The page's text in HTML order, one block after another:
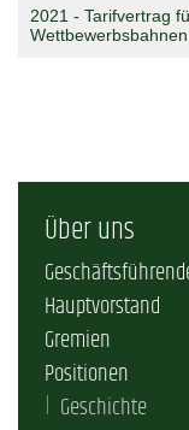
2021 - Tarifvertrag
Wettbewerbsbahnen
Über uns
Hauptvorstand
Gremien
Positionen
Geschichte